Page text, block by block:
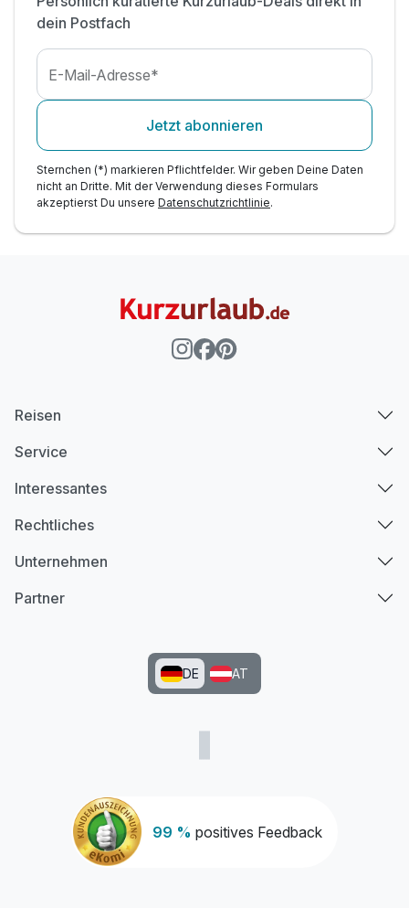
dein Postfach
E-Mail-Adresse*
Jetzt abonnieren
Sternchen (*) markieren Pflichtfelder. Wir geben Deine Daten
nicht an Dritte. Mit der Verwendung dieses Formulars
akzeptierst Du unsere Datenschutzrichtlinie.
99 % positives Feedback
Reisen
Service
Interessantes
Rechtliches
Unternehmen
Partner
DE AT